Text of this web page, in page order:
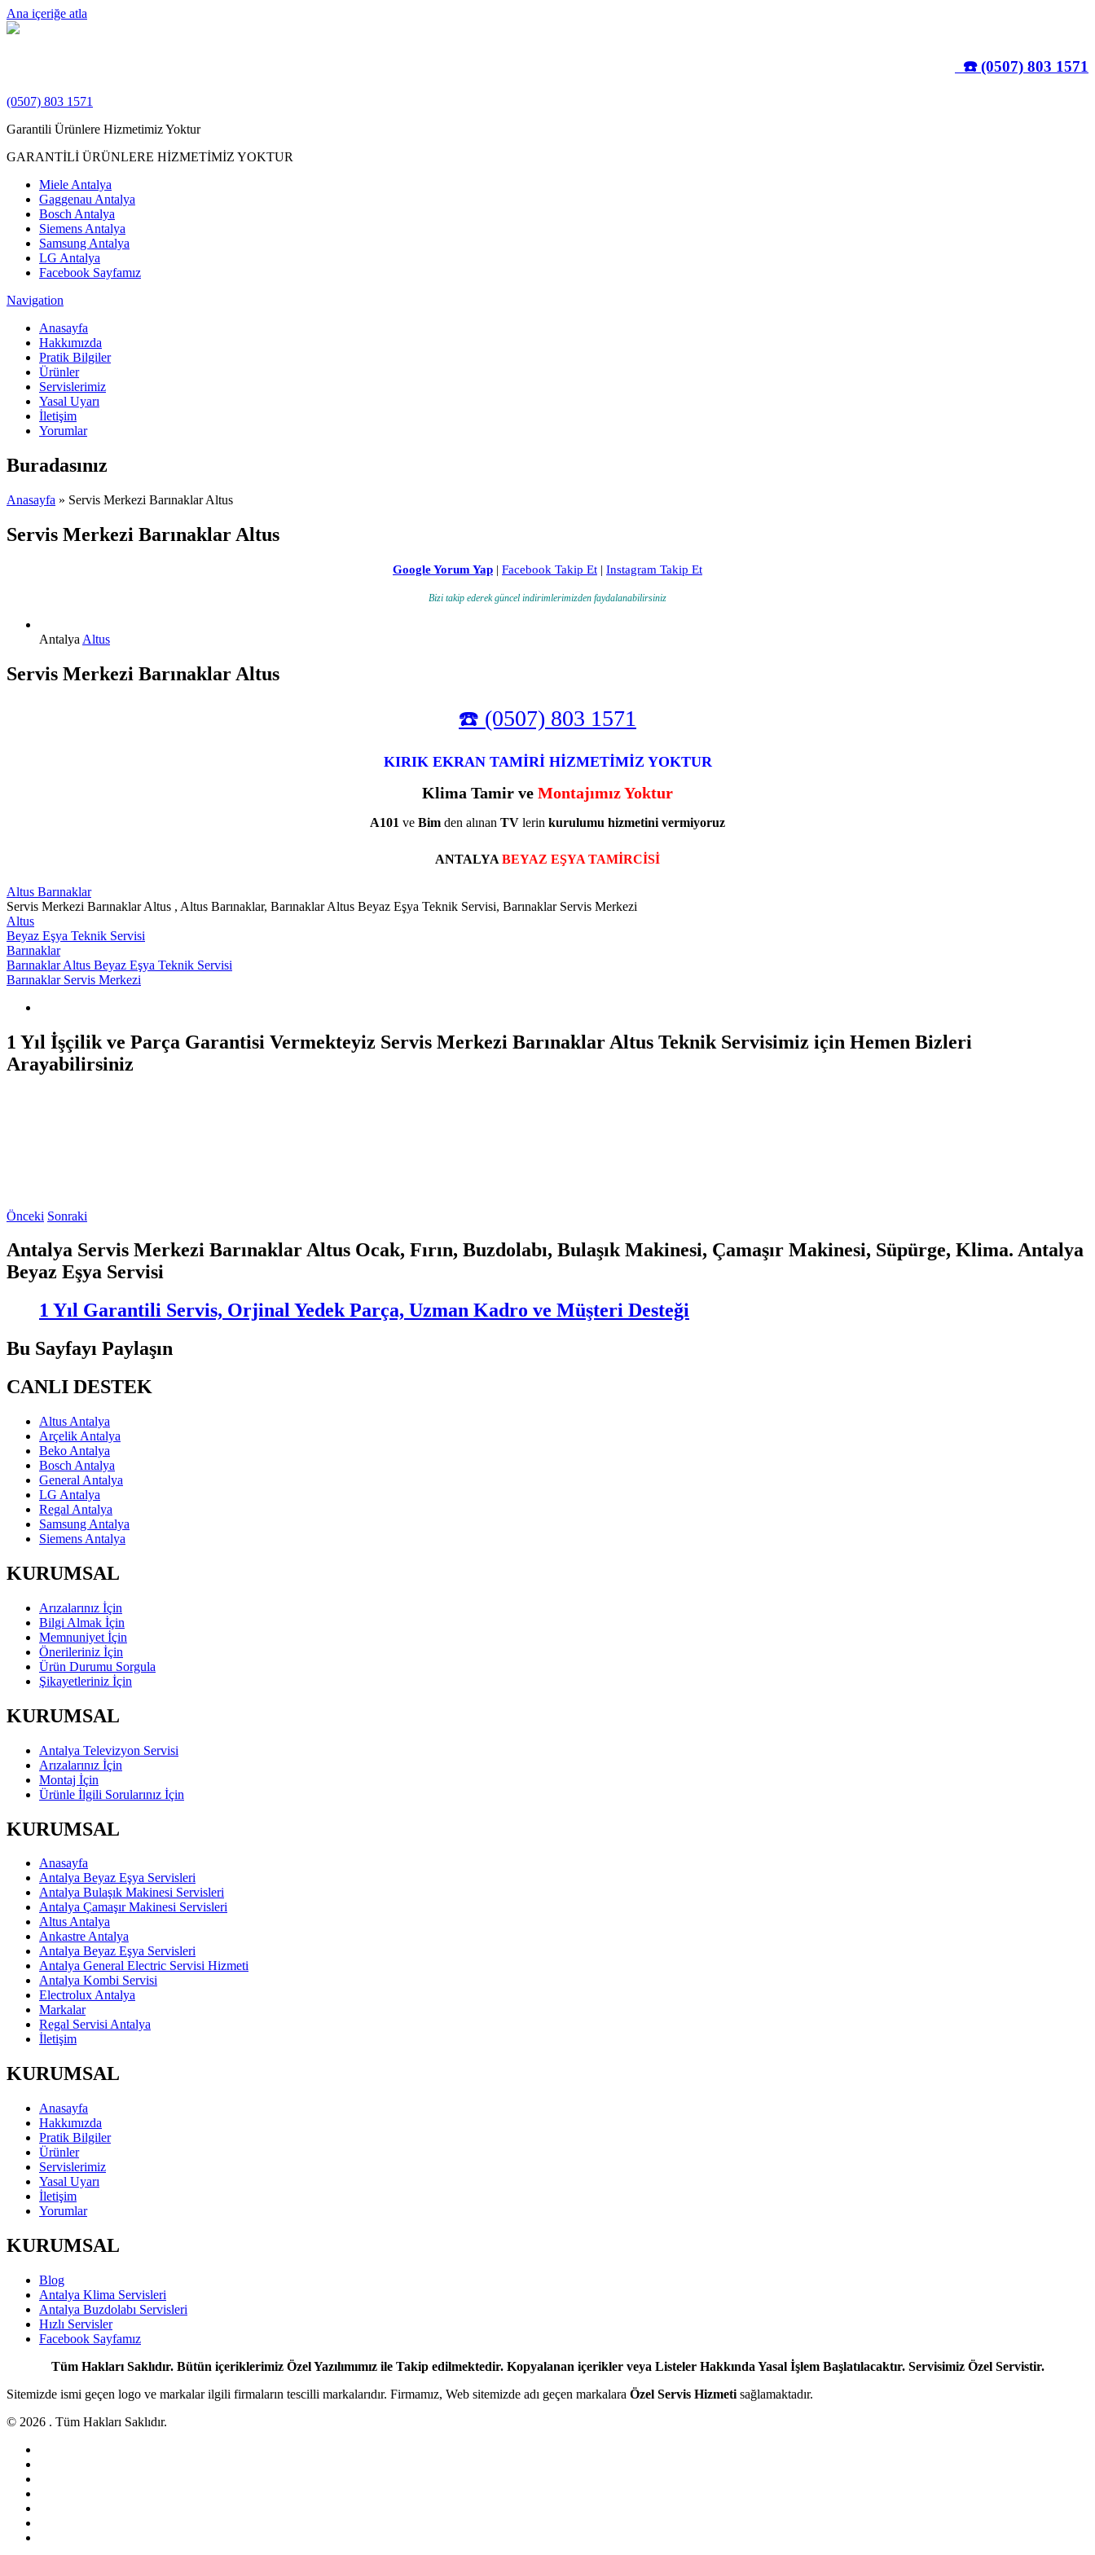
Ana içeriğe atla
☎️ (0507) 803 1571
(0507) 803 1571
Garantili Ürünlere Hizmetimiz Yoktur
GARANTİLİ ÜRÜNLERE HİZMETİMİZ YOKTUR
Miele Antalya
Gaggenau Antalya
Bosch Antalya
Siemens Antalya
Samsung Antalya
LG Antalya
Facebook Sayfamız
Navigation
Anasayfa
Hakkımızda
Pratik Bilgiler
Ürünler
Servislerimiz
Yasal Uyarı
İletişim
Yorumlar
Buradasınız
Anasayfa » Servis Merkezi Barınaklar Altus
Servis Merkezi Barınaklar Altus
Google Yorum Yap | Facebook Takip Et | Instagram Takip Et
Bizi takip ederek güncel indirimlerimizden faydalanabilirsiniz
Antalya Altus
Servis Merkezi Barınaklar Altus
☎️ (0507) 803 1571
KIRIK EKRAN TAMİRİ HİZMETİMİZ YOKTUR
Klima Tamir ve Montajımız Yoktur
A101 ve Bim den alınan TV lerin kurulumu hizmetini vermiyoruz
ANTALYA BEYAZ EŞYA TAMİRCİSİ
Altus Barınaklar
Servis Merkezi Barınaklar Altus , Altus Barınaklar, Barınaklar Altus Beyaz Eşya Teknik Servisi, Barınaklar Servis Merkezi
Altus
Beyaz Eşya Teknik Servisi
Barınaklar
Barınaklar Altus Beyaz Eşya Teknik Servisi
Barınaklar Servis Merkezi
1 Yıl İşçilik ve Parça Garantisi Vermekteyiz Servis Merkezi Barınaklar Altus Teknik Servisimiz için Hemen Bizleri
Arayabilirsiniz
Önceki Sonraki
Antalya Servis Merkezi Barınaklar Altus Ocak, Fırın, Buzdolabı, Bulaşık Makinesi, Çamaşır Makinesi, Süpürge, Klima. Antalya
Beyaz Eşya Servisi
1 Yıl Garantili Servis, Orjinal Yedek Parça, Uzman Kadro ve Müşteri Desteği
Bu Sayfayı Paylaşın
CANLI DESTEK
Altus Antalya
Arçelik Antalya
Beko Antalya
Bosch Antalya
General Antalya
LG Antalya
Regal Antalya
Samsung Antalya
Siemens Antalya
KURUMSAL
Arızalarınız İçin
Bilgi Almak İçin
Memnuniyet İçin
Önerileriniz İçin
Ürün Durumu Sorgula
Şikayetleriniz İçin
KURUMSAL
Antalya Televizyon Servisi
Arızalarınız İçin
Montaj İçin
Ürünle İlgili Sorularınız İçin
KURUMSAL
Anasayfa
Antalya Beyaz Eşya Servisleri
Antalya Bulaşık Makinesi Servisleri
Antalya Çamaşır Makinesi Servisleri
Altus Antalya
Ankastre Antalya
Antalya Beyaz Eşya Servisleri
Antalya General Electric Servisi Hizmeti
Antalya Kombi Servisi
Electrolux Antalya
Markalar
Regal Servisi Antalya
İletişim
KURUMSAL
Anasayfa
Hakkımızda
Pratik Bilgiler
Ürünler
Servislerimiz
Yasal Uyarı
İletişim
Yorumlar
KURUMSAL
Blog
Antalya Klima Servisleri
Antalya Buzdolabı Servisleri
Hızlı Servisler
Facebook Sayfamız
Tüm Hakları Saklıdır. Bütün içeriklerimiz Özel Yazılımımız ile Takip edilmektedir. Kopyalanan içerikler veya Listeler Hakkında Yasal İşlem Başlatılacaktır. Servisimiz Özel Servistir.
Sitemizde ismi geçen logo ve markalar ilgili firmaların tescilli markalarıdır. Firmamız, Web sitemizde adı geçen markalara Özel Servis Hizmeti sağlamaktadır.
© 2026 . Tüm Hakları Saklıdır.